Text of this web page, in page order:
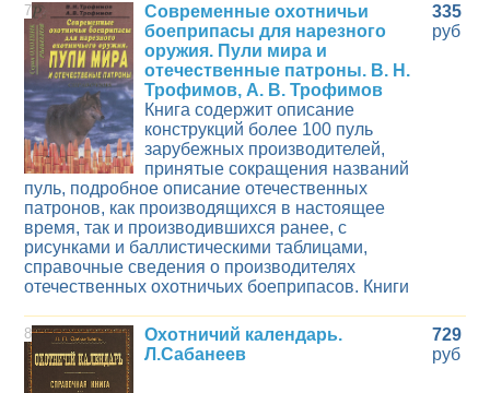
7
Современные охотничьи
боеприпасы для нарезного
оружия. Пули мира и
отечественные патроны. В. Н.
Трофимов, А. В. Трофимов
Книга содержит описание
конструкций более 100 пуль
зарубежных производителей,
принятые сокращения названий
пуль, подробное описание отечественных
патронов, как производящихся в настоящее
время, так и производившихся ранее, с
рисунками и баллистическими таблицами,
справочные сведения о производителях
отечественных охотничьих боеприпасов. Книги
335
руб
8
Охотничий календарь.
Л.Сабанеев
729
руб